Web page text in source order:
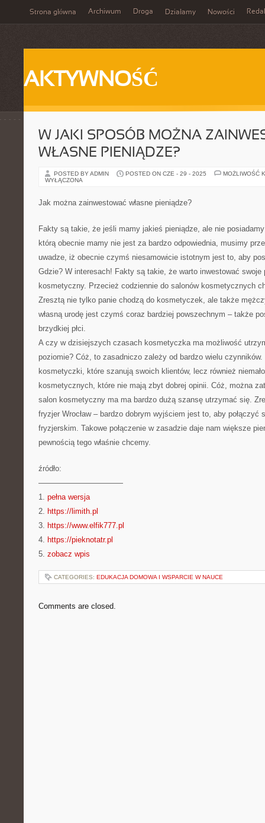
Strona główna Archiwum Droga Działamy Nowości
AKTYWNOŚĆ
W JAKI SPOSÓB MOŻNA
WŁASNE PIENIĄDZE?
POSTED BY ADMIN POSTED ON CZE - 29 - 2025
MOŻLIWOŚĆ
WYŁĄCZONA
Jak można zainwestować własne pieniądze?
Fakty są takie, że jeśli mamy jakieś pieniądze, ale nie
którą obecnie mamy nie jest za bardzo odpowiednia, musimy
uwadze, iż obecnie czymś niesamowicie istotnym jest to, aby
Gdzie? W interesach! Fakty są takie, że warto inwestować swoje
kosmetyczny. Przecież codziennie do salonów kosmetycznych
Zresztą nie tylko panie chodzą do kosmetyczek, ale także
własną urodę jest czymś coraz bardziej powszechnym – także
brzydkiej płci.
A czy w dzisiejszych czasach kosmetyczka ma możliwość
poziomie? Cóż, to zasadniczo zależy od bardzo wielu
kosmetyczki, które szanują swoich klientów, lecz również
kosmetycznych, które nie mają zbyt dobrej opinii. Cóż, można
salon kosmetyczny ma ma bardzo dużą szansę utrzymać się.
fryzjer Wrocław – bardzo dobrym wyjściem jest to, aby połączyć
fryzjerskim. Takowe połączenie w zasadzie daje nam większe
pewnością tego właśnie chcemy.
źródło:
———————————
1. pełna wersja
2. https://limith.pl
3. https://www.elfik777.pl
4. https://pieknotatr.pl
5. zobacz wpis
CATEGORIES: EDUKACJA DOMOWA I WSPARCIE W NAUCE
Comments are closed.